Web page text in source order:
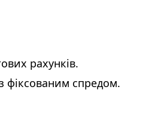
рахунків.
фіксованим спредом.